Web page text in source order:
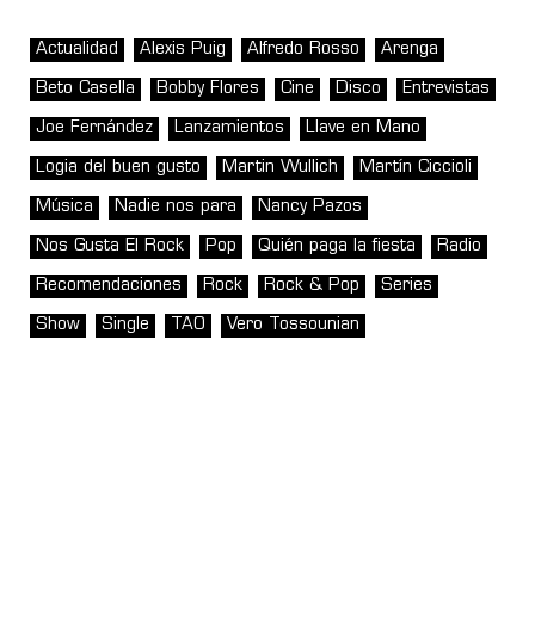
Actualidad Alexis Puig Alfredo Rosso Arenga
Beto Casella Bobby Flores Cine Disco Entrevistas
Joe Fernández Lanzamientos Llave en Mano
Logia del buen gusto Martin Wullich Martín Ciccioli
Música Nadie nos para Nancy Pazos
Nos Gusta El Rock Pop Quién paga la fiesta Radio
Recomendaciones Rock Rock & Pop Series
Show Single TAO Vero Tossounian